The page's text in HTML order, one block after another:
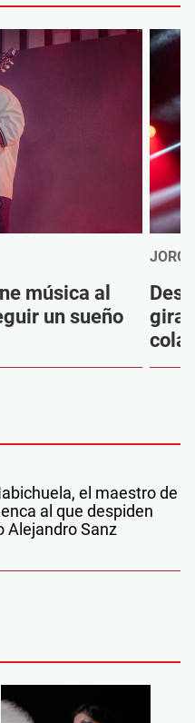
música al
un sueño
gira
el maestro de
al que despiden
Alejandro Sanz